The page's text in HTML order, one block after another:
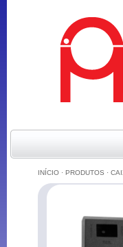
INÍCIO · PRODUTOS ·